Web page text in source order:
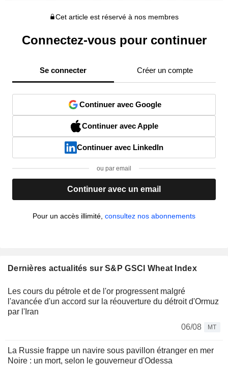
Cet article est réservé à nos membres
Connectez-vous pour continuer
Se connecter Créer un compte
Continuer avec Google
Continuer avec Apple
Continuer avec LinkedIn
ou par email
Continuer avec un email
Pour un accès illimité, consultez nos abonnements
Dernières actualités sur S&P GSCI Wheat Index
Les cours du pétrole et de l'or progressent malgré
l'avancée d'un accord sur la réouverture du détroit d'Ormuz
par l'Iran
06/08
MT
La Russie frappe un navire sous pavillon étranger en mer
Noire : un mort, selon le gouverneur d'Odessa